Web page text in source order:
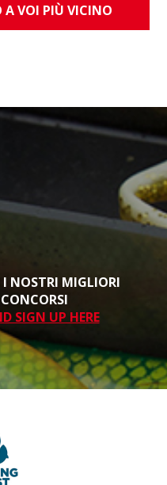
A VOI PIÙ VICINO
I NOSTRI MIGLIORI
SIGN UP HERE